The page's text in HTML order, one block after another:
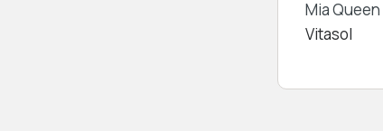
Mia Queen
Vitasol